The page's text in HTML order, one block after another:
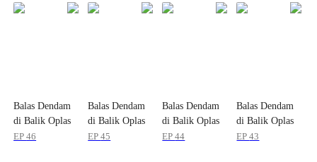
Balas Dendam
di Balik Oplas
EP46
Balas Dendam
di Balik Oplas
EP45
Balas Dendam
di Balik Oplas
EP44
Balas Dendam
di Balik Oplas
EP43